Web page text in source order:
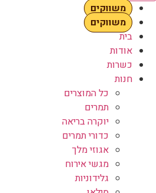
משווקים
משווקים
בית
אודות
כשרות
חנות
כל המוצרים
תמרים
יוקרה בריאה
כדורי תמרים
אגוזי מלך
מגשי אירוח
גלידוניות